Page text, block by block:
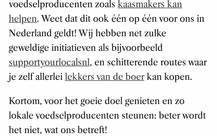
voedselproducenten zoals kaasmakers kan
helpen. Weet dat dit ook één op één voor ons in
Nederland geldt! Wij hebben net zulke
geweldige initiatieven als bijvoorbeeld
supportyourlocalsnl, en schitterende routes waar
je zelf allerlei lekkers van de boerkan kopen.
Kortom, voor het goeie doel genieten en zo
lokale voedselproducenten steunen: beter wordt
het niet, wat ons betreft!